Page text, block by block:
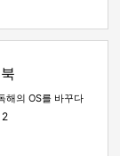
해의 OS를 바꾸다